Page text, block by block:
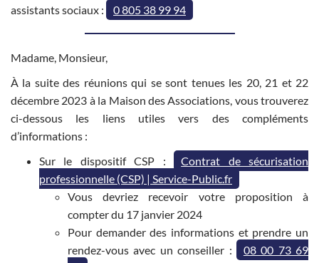
assistants sociaux :
0 805 38 99 94
Madame, Monsieur,
À la suite des réunions qui se sont tenues les 20, 21 et 22
décembre 2023 à la Maison des Associations, vous trouverez
ci-dessous les liens utiles vers des compléments
d’informations :
Sur le dispositif CSP :
Contrat de sécurisation
professionnelle (CSP) | Service-Public.fr
Vous devriez recevoir votre proposition à
compter du 17 janvier 2024
Pour demander des informations et prendre un
rendez-vous avec un conseiller :
08 00 73 69